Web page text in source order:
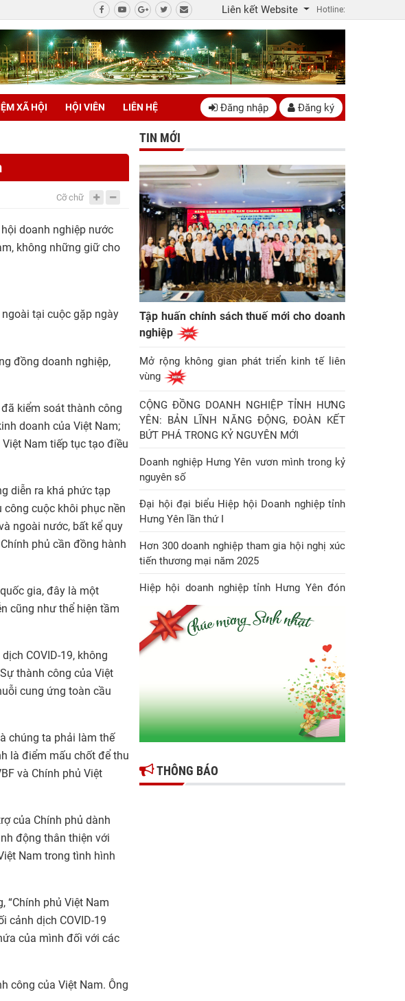
Liên kết Website Hotline:
XÃ HỘI HỘI VIÊN LIÊN HỆ Đăng nhập Đăng ký
Cỡ chữ
doanh nghiệp nước
không những giữ cho
tại cuộc gặp ngày
đồng doanh nghiệp,
kiểm soát thành công
doanh của Việt Nam;
Nam tiếp tục tạo điều
diễn ra khá phức tạp
cuộc khôi phục nền
ngoài nước, bất kể quy
phủ cần đồng hành
gia, đây là một
cũng như thể hiện tầm
COVID-19, không
thành công của Việt
cung ứng toàn cầu
chúng ta phải làm thế
là điểm mấu chốt để thu
và Chính phủ Việt
của Chính phủ dành
động thân thiện với
Nam trong tình hình
“Chính phủ Việt Nam
cảnh dịch COVID-19
của mình đối với các
công của Việt Nam. Ông
TIN MỚI
Tập huấn chính sách thuế mới cho doanh
nghiệp
Mở rộng không gian phát triển kinh tế liên
vùng
CỘNG ĐỒNG DOANH NGHIỆP TỈNH HƯNG
YÊN: BẢN LĨNH NĂNG ĐỘNG, ĐOÀN KẾT
BỨT PHÁ TRONG KỶ NGUYÊN MỚI
Doanh nghiệp Hưng Yên vươn mình trong kỷ
nguyên số
Đại hội đại biểu Hiệp hội Doanh nghiệp tỉnh
Hưng Yên lần thứ I
Hơn 300 doanh nghiệp tham gia hội nghị xúc
tiến thương mại năm 2025
Hiệp hội doanh nghiệp tỉnh Hưng Yên đón
Huân chương Lao động hạng Nhì
Gợi mở giải pháp để thúc đẩy doanh nghiệp
tỉnh Hưng Yên phát triển
Ông Đỗ Văn Vẻ là Chủ tịch Hiệp hội Doanh
Hiệp hội doanh nghiệp tỉnh Hưng Yên: Cập
nhật chính sách thuế mới và phòng ngừa rủi
ro thuế cho doanh nghiệp
THÔNG BÁO